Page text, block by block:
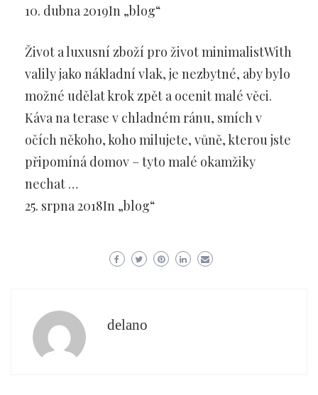
10. dubna 2019In „blog“
Život a luxusní zboží pro život minimalistWith
valily jako nákladní vlak, je nezbytné, aby bylo
možné udělat krok zpět a ocenit malé věci.
Káva na terase v chladném ránu, smích v
očích někoho, koho milujete, vůně, kterou jste
připomíná domov – tyto malé okamžiky
nechat …
25. srpna 2018In „blog“
delano